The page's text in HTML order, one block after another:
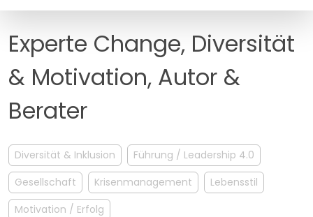
MANAGEMENT
Experte Change, Diversität
& Motivation, Autor &
Berater
Diversität & Inklusion
Führung / Leadership 4.0
Gesellschaft
Krisenmanagement
Lebensstil
Motivation / Erfolg